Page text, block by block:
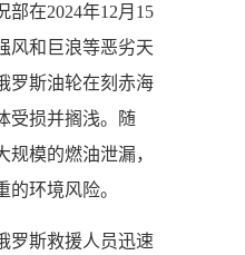
部在2024年12月15
风和巨浪等恶劣天
罗斯油轮在刻赤海
受损并搁浅。随
规模的燃油泄漏，
环境风险。
罗斯救援人员迅速